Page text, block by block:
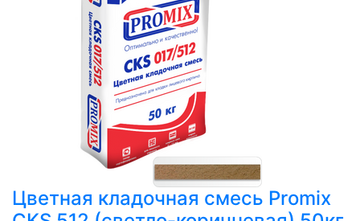
Цветная кладочная смесь Promix